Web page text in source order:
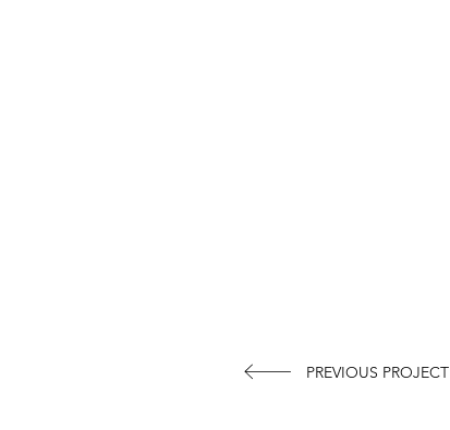
PREVIOUS PROJECT